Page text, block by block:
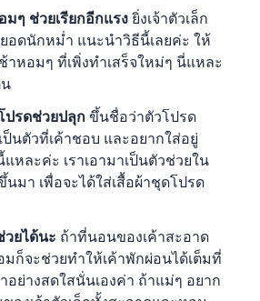
มๆ ช่วยเรียกอีกแรงยิ่งเจ้าตัวเล็ก
อดนักหม่ำ แนะนำวิธีนี้เลยค่ะ ให้
าหอมๆ ที่เพิ่งทำเสร็จใหม่ๆ นี่แหละ
ปรดช่วยปลุกขึ้นชื่อว่าตัวโปรด
ป็นตัวที่เค้าชอบ และอยากใส่อยู่
หละค่ะ เราเอามาเป็นตัวช่วยใน
นมา เพื่อจะได้ใส่เสื้อผ้าชุดโปรด
ยได้นะ ถ้าที่นอนของเค้าสะอาด
ก็จะช่วยทำให้เค้าพักผ่อนได้เต็มที่
อย่างสดใสนั่นเองค่า ถ้าแม่ๆ อยาก